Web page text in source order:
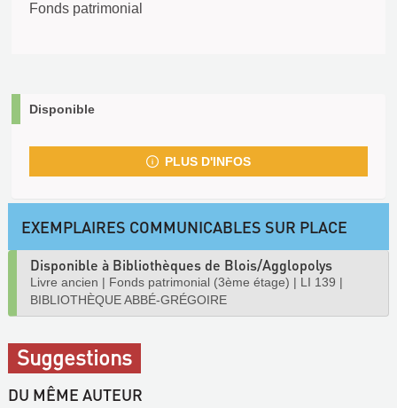
Fonds patrimonial
Disponible
PLUS D'INFOS
EXEMPLAIRES COMMUNICABLES SUR PLACE
Disponible à Bibliothèques de Blois/Agglopolys
Livre ancien | Fonds patrimonial (3ème étage) | LI 139 |
BIBLIOTHÈQUE ABBÉ-GRÉGOIRE
Suggestions
DU MÊME AUTEUR